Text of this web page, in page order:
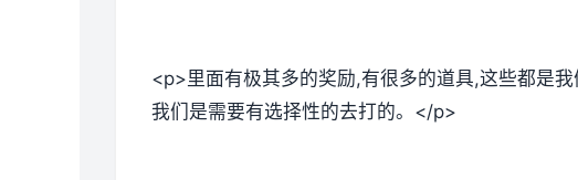
<p>里面有极其多的奖励,有很多的道具,这些都是
我们是需要有选择性的去打的。</p>